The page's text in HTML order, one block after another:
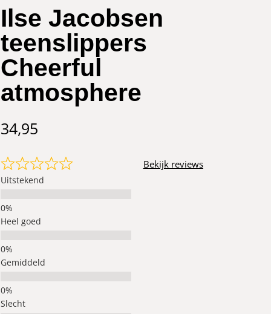
Ilse Jacobsen
teenslippers
Cheerful
atmosphere
34,95
Uitstekend
Heel goed
Gemiddeld
Slecht
Bekijk reviews